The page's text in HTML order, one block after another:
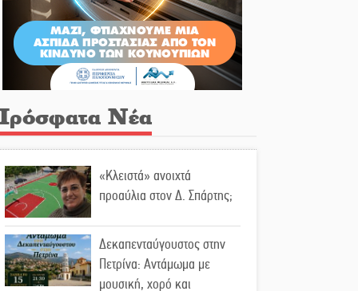
Νέα
«Κλειστά» ανοιχτά
προαύλια στον Δ. Σπάρτης;
Δεκαπενταύγουστος στην
Πετρίνα: Αντάμωμα με
μουσική, χορό και